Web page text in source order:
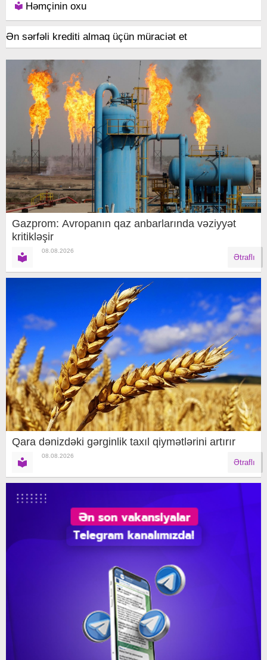
Həmçinin oxu
Ən sərfəli krediti almaq üçün müraciət et
Gazprom: Avropanın qaz anbarlarında vəziyyət
kritikləşir
08.08.2026
Ətraflı
Qara dənizdəki gərginlik taxıl qiymətlərini artırır
08.08.2026
Ətraflı